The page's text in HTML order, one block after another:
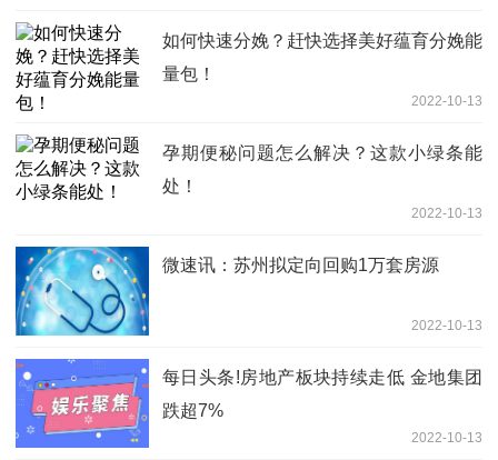
如何快速分娩？赶快选择美好蕴育分娩能
量包！
2022-10-13
孕期便秘问题怎么解决？这款小绿条能
处！
2022-10-13
微速讯：苏州拟定向回购1万套房源
2022-10-13
每日头条!房地产板块持续走低 金地集团
跌超7%
2022-10-13